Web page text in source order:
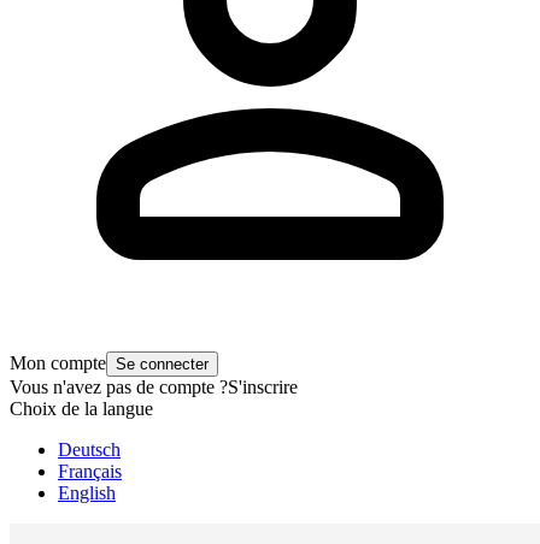
Mon compte Se connecter
Vous n'avez pas de compte ?S'inscrire
Choix de la langue
Deutsch
Français
English